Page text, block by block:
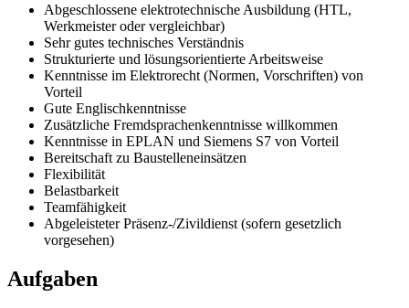
Abgeschlossene elektrotechnische Ausbildung (HTL,
Werkmeister oder vergleichbar)
Sehr gutes technisches Verständnis
Strukturierte und lösungsorientierte Arbeitsweise
Kenntnisse im Elektrorecht (Normen, Vorschriften) von
Vorteil
Gute Englischkenntnisse
Zusätzliche Fremdsprachenkenntnisse willkommen
Kenntnisse in EPLAN und Siemens S7 von Vorteil
Bereitschaft zu Baustelleneinsätzen
Flexibilität
Belastbarkeit
Teamfähigkeit
Abgeleisteter Präsenz-/Zivildienst (sofern gesetzlich
vorgesehen)
Aufgaben